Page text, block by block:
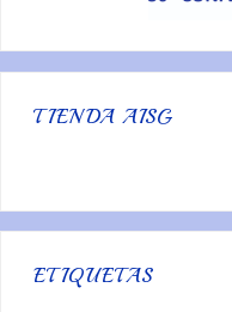
TIENDA AISG
ETIQUETAS